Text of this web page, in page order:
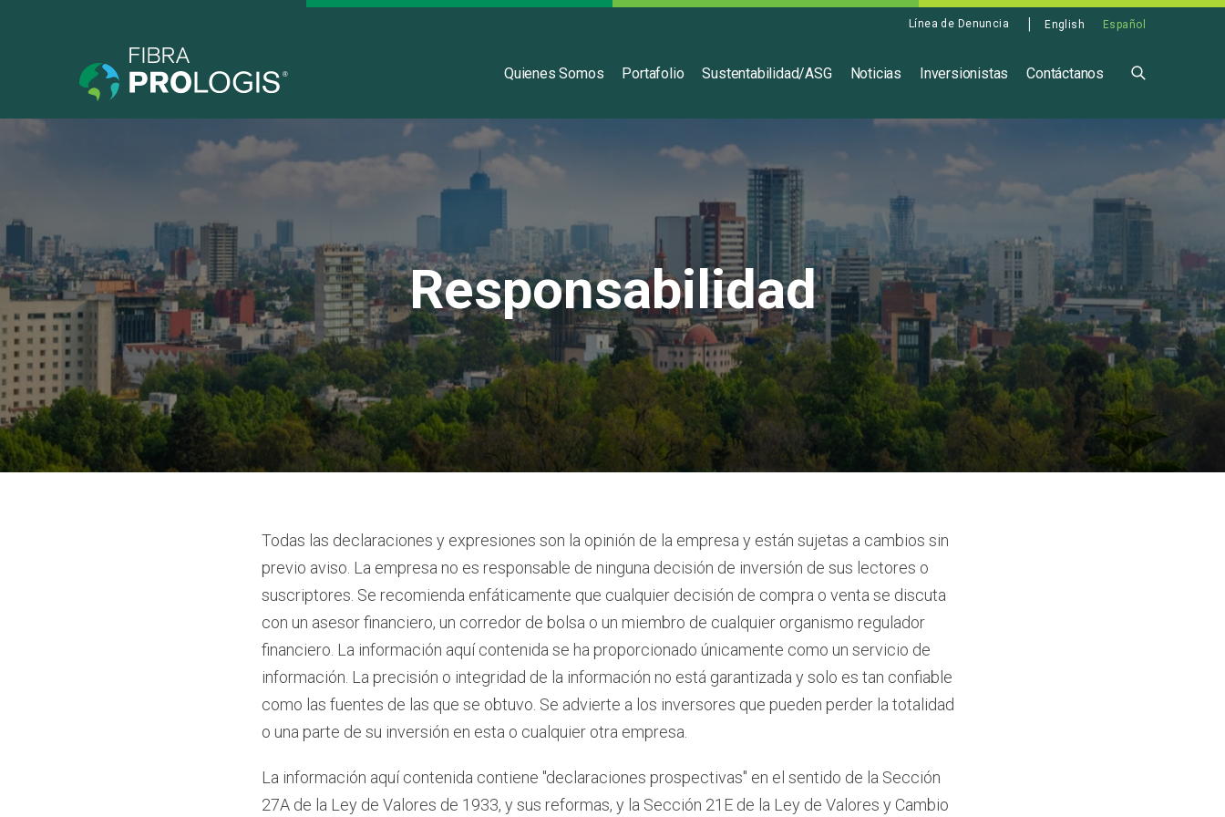
Línea de Denuncia English Español
Español
Quienes Somos Portafolio Sustentabilidad/ASG Noticias Inversionistas Contáctanos
Responsabilidad
Todas las declaraciones y expresiones son la opinión de la empresa y están sujetas a cambios sin
previo aviso. La empresa no es responsable de ninguna decisión de inversión de sus lectores o
suscriptores. Se recomienda enfáticamente que cualquier decisión de compra o venta se discuta
con un asesor financiero, un corredor de bolsa o un miembro de cualquier organismo regulador
financiero. La información aquí contenida se ha proporcionado únicamente como un servicio de
información. La precisión o integridad de la información no está garantizada y solo es tan confiable
como las fuentes de las que se obtuvo. Se advierte a los inversores que pueden perder la totalidad
o una parte de su inversión en esta o cualquier otra empresa.
La información aquí contenida contiene "declaraciones prospectivas" en el sentido de la Sección
27A de la Ley de Valores de 1933, y sus reformas, y la Sección 21E de la Ley de Valores y Cambio